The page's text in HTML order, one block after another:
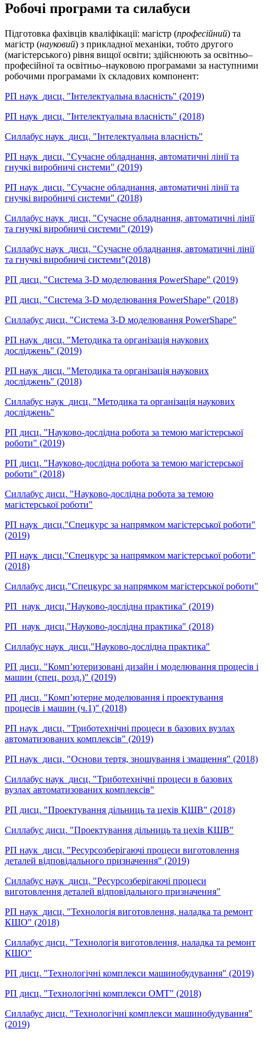
Робочі програми та силабуси
Підготовка фахівців кваліфікації: магістр (професійний) та
магістр (науковий) з прикладної механіки, тобто другого
(магістерського) рівня вищої освіти; здійснюють за освітньо–
професійної та освітньо–науковою програмами за наступними
робочими програмами їх складових компонент:
РП наук_дисц. "Інтелектуальна власність" (2019)
РП наук_дисц. "Інтелектуальна власність" (2018)
Силлабус наук_дисц. "Інтелектуальна власність"
РП наук_дисц. "Сучасне обладнання, автоматичні лінії та
гнучкі виробничі системи" (2019)
РП наук_дисц. "Сучасне обладнання, автоматичні лінії та
гнучкі виробничі системи" (2018)
Силлабус наук_дисц. "Сучасне обладнання, автоматичні лінії
та гнучкі виробничі системи" (2019)
Силлабус наук_дисц. "Сучасне обладнання, автоматичні лінії
та гнучкі виробничі системи"(2018)
РП дисц. "Система 3-D моделювання PowerShape" (2019)
РП дисц. "Система 3-D моделювання PowerShape" (2018)
Силлабус дисц. "Система 3-D моделювання PowerShape"
РП наук_дисц. "Методика та організація наукових
досліджень" (2019)
РП наук_дисц. "Методика та організація наукових
досліджень" (2018)
Силлабус наук_дисц. "Методика та організація наукових
досліджень"
РП дисц. "Науково-дослідна робота за темою магістерської
роботи" (2019)
РП дисц. "Науково-дослідна робота за темою магістерської
роботи" (2018)
Силлабус дисц. "Науково-дослідна робота за темою
магістерської роботи"
РП наук_дисц."Спецкурс за напрямком магістерської роботи"
(2019)
РП наук_дисц."Спецкурс за напрямком магістерської роботи"
(2018)
Силлабус дисц."Спецкурс за напрямком магістерської роботи"
РП_наук_дисц."Науково-дослідна практика" (2019)
РП_наук_дисц."Науково-дослідна практика" (2018)
Силлабус наук_дисц."Науково-дослідна практика"
РП дисц. "Комп’ютеризовані дизайн і моделювання процесів і
машин (спец. розд.)" (2019)
РП дисц. "Комп’ютерне моделювання і проектування
процесів і машин (ч.1)" (2018)
РП наук_дисц. "Триботехнічні процеси в базових вузлах
автоматизованих комплексів" (2019)
РП наук_дисц. "Основи тертя, зношування і змащення" (2018)
Силлабус наук_дисц. "Триботехнічні процеси в базових
вузлах автоматизованих комплексів"
РП дисц. "Проектування дільниць та цехів КШВ" (2018)
Силлабус дисц. "Проектування дільниць та цехів КШВ"
РП наук_дисц. "Ресурсозберігаючі процеси виготовлення
деталей відповідального призначення" (2019)
Силлабус наук_дисц. "Ресурсозберігаючі процеси
виготовлення деталей відповідального призначення"
РП наук_дисц. "Технологія виготовлення, наладка та ремонт
КШО" (2018)
Силлабус дисц. "Технологія виготовлення, наладка та ремонт
КШО"
РП дисц. "Технологічні комплекси машинобудування" (2019)
РП дисц. "Технологічні комплекси ОМТ" (2018)
Силлабус дисц. "Технологічні комплекси машинобудування"
(2019)